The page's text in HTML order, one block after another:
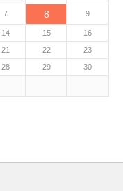
7 8 9
14 15
16
21 22
23
28 29 30